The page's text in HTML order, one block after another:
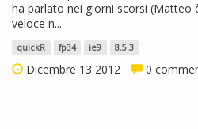
ha parlato nei giorni scorsi
veloce n...
quickR fp34 ie9 8.5.3
Dicembre 13 2012 0